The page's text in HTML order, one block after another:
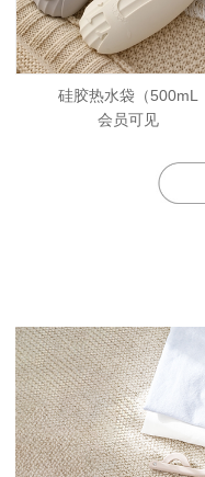
硅胶热水袋（500mL
会员可见